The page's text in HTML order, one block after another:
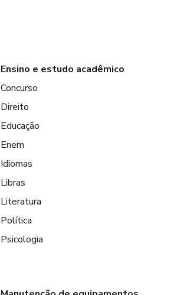
Ensino e estudo acadêmico
Concurso
Direito
Educação
Enem
Idiomas
Libras
Literatura
Política
Psicologia